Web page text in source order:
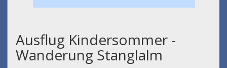
Ausflug Kindersommer -
Wanderung Stanglalm